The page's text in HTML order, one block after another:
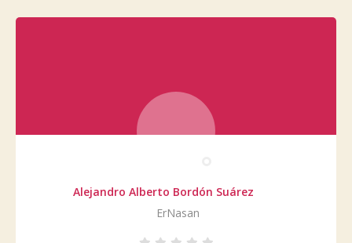
Alejandro Alberto Bordón Suárez
ErNasan